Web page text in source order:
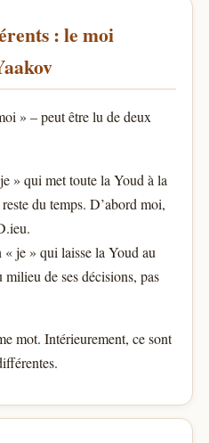
: le moi
» – peut être lu de deux
» qui met toute la Youd à la
du temps. D’abord moi,
« je » qui laisse la Youd au
milieu de ses décisions, pas
mot. Intérieurement, ce sont